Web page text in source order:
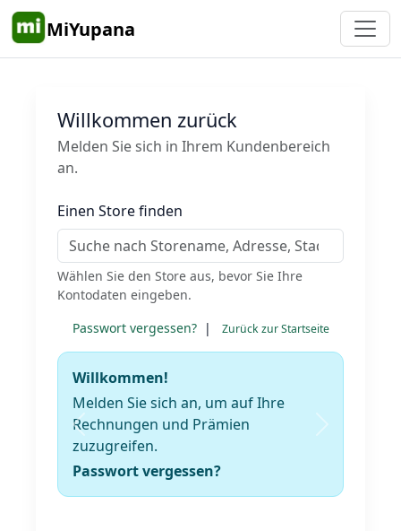
MiYupana
Willkommen zurück
Melden Sie sich in Ihrem Kundenbereich
an.
Einen Store finden
Wählen Sie den Store aus, bevor Sie Ihre
Kontodaten eingeben.
Passwort vergessen?| Zurück zur Startseite
Willkommen!
Melden Sie sich an, um auf Ihre
Rechnungen und Prämien
zuzugreifen.
Passwort vergessen?
Zurück Weiter